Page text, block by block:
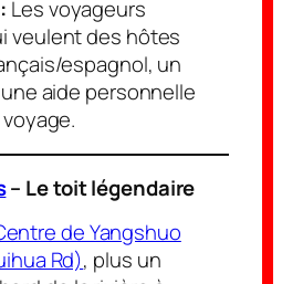
Les voyageurs
veulent des hôtes
espagnol, un
aide personnelle
– Le toit légendaire
de Yangshuo
Rd), plus un